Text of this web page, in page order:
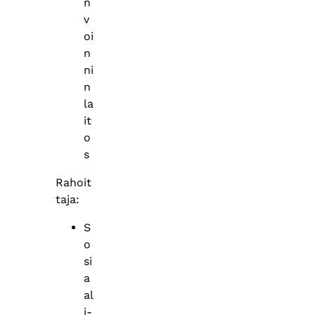
v
oi
n
ni
n
la
it
o
s
Rahoit
taja:
S
o
si
a
al
i-